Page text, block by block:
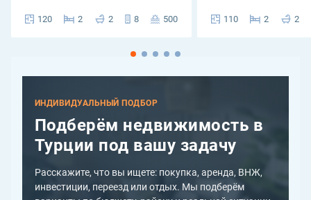
120 2 2 8 500 110 2 2
ИНДИВИДУАЛЬНЫЙ ПОДБОР
Подберём недвижимость в
Турции под вашу задачу
Расскажите, что вы ищете: покупка, аренда, ВНЖ,
инвестиции, переезд или отдых. Мы подберём